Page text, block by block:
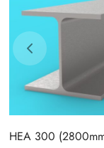
HEA 300